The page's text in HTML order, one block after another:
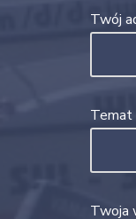
Twój
Temat
Twoja